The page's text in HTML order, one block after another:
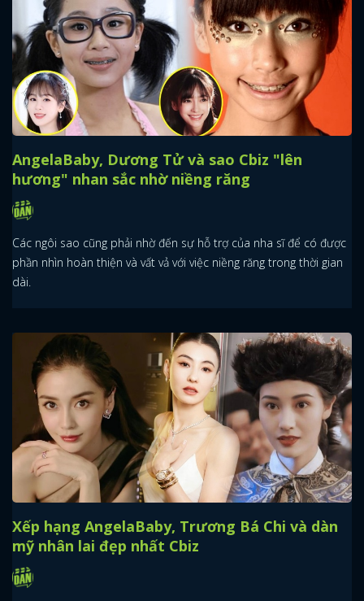
AngelaBaby, Dương Tử và sao Cbiz "lên
hương" nhan sắc nhờ niềng răng
Các ngôi sao cũng phải nhờ đến sự hỗ trợ của nha sĩ để có được
phần nhìn hoàn thiện và vất vả với việc niềng răng trong thời gian
dài.
Xếp hạng AngelaBaby, Trương Bá Chi và dàn
mỹ nhân lai đẹp nhất Cbiz